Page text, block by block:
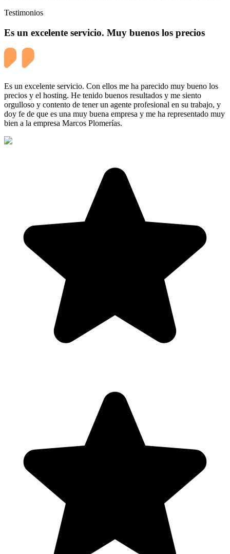
Testimonios
Es un excelente servicio. Muy buenos los precios
Es un excelente servicio. Con ellos me ha parecido muy bueno los
precios y el hosting. He tenido buenos resultados y me siento
orgulloso y contento de tener un agente profesional en su trabajo, y
doy fe de que es una muy buena empresa y me ha representado muy
bien a la empresa Marcos Plomerías.